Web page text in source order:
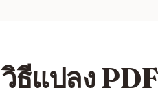
วิธีแปลง